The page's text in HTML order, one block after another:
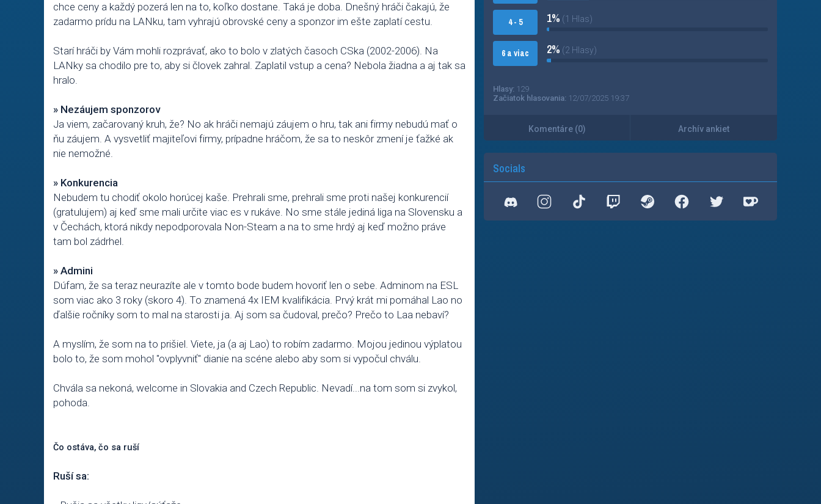
chce ceny a každý pozerá len na to, koľko dostane. Taká je doba. Dnešný hráči čakajú, že
zadarmo prídu na LANku, tam vyhrajú obrovské ceny a sponzor im ešte zaplatí cestu.
Starí hráči by Vám mohli rozprávať, ako to bolo v zlatých časoch CSka (2002-2006). Na
LANky sa chodilo pre to, aby si človek zahral. Zaplatil vstup a cena? Nebola žiadna a aj tak sa
hralo.
» Nezáujem sponzorov
Ja viem, začarovaný kruh, že? No ak hráči nemajú záujem o hru, tak ani firmy nebudú mať o
ňu záujem. A vysvetliť majiteľovi firmy, prípadne hráčom, že sa to neskôr zmení je ťažké ak
nie nemožné.
» Konkurencia
Nebudem tu chodiť okolo horúcej kaše. Prehrali sme, prehrali sme proti našej konkurencií
(gratulujem) aj keď sme mali určite viac es v rukáve. No sme stále jediná liga na Slovensku a
v Čechách, ktorá nikdy nepodporovala Non-Steam a na to sme hrdý aj keď možno práve
tam bol zádrhel.
» Admini
Dúfam, že sa teraz neurazíte ale v tomto bode budem hovoriť len o sebe. Adminom na ESL
som viac ako 3 roky (skoro 4). To znamená 4x IEM kvalifikácia. Prvý krát mi pomáhal Lao no
ďalšie ročníky som to mal na starosti ja. Aj som sa čudoval, prečo? Prečo to Laa nebaví?
A myslím, že som na to prišiel. Viete, ja (a aj Lao) to robím zadarmo. Mojou jedinou výplatou
bolo to, že som mohol "ovplyvniť" dianie na scéne alebo aby som si vypočul chválu.
Chvála sa nekoná, welcome in Slovakia and Czech Republic. Nevadí...na tom som si zvykol,
pohoda.
Čo ostáva, čo sa ruší
Ruší sa:
4 - 5
6 a viac
1% (1 Hlas)
2% (2 Hlasy)
Hlasy: 129
Začiatok hlasovania: 12/07/2025 19:37
Komentáre (0) Archív ankiet
Socials